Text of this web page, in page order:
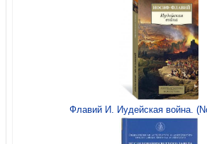
Блокнот А6 «Свет доброго
Флавий И. Иудейская война.